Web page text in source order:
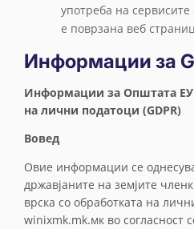
употреба на
е поврзана веб
Информации за
Информации за Општата ЕУ
на лични податоци (GDPR)
Вовед
Овие информации се
државјаните на земјите
врска со обработката на
winixmk.mk.мк во согласност